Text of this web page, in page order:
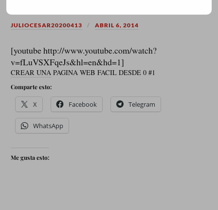
JULIOCESAR20200413 ABRIL 6, 2014
[youtube http://www.youtube.com/watch?
v=fLuVSXFqeJs&hl=en&hd=1]
CREAR UNA PAGINA WEB FACIL DESDE 0 #1
Comparte esto:
X Facebook Telegram
WhatsApp
Me gusta esto: